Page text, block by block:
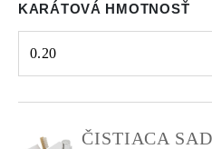
KARÁTOVÁ HMOTNOSŤ
0.20
ČISTIACA